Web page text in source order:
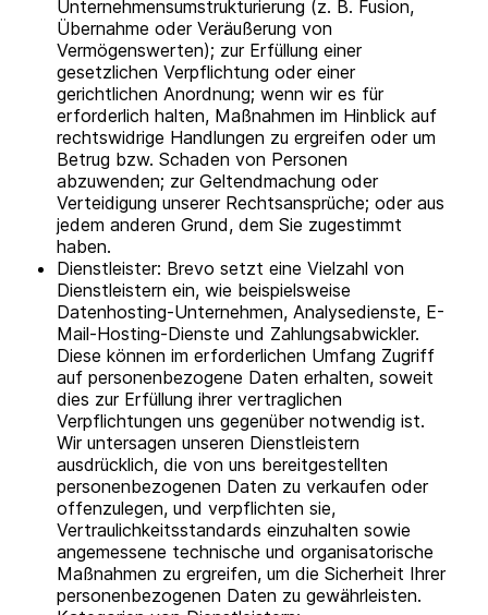
Unternehmensumstrukturierung (z. B. Fusion,
Übernahme oder Veräußerung von
Vermögenswerten); zur Erfüllung einer
gesetzlichen Verpflichtung oder einer
gerichtlichen Anordnung; wenn wir es für
erforderlich halten, Maßnahmen im Hinblick auf
rechtswidrige Handlungen zu ergreifen oder um
Betrug bzw. Schaden von Personen
abzuwenden; zur Geltendmachung oder
Verteidigung unserer Rechtsansprüche; oder aus
jedem anderen Grund, dem Sie zugestimmt
haben.
Dienstleister: Brevo setzt eine Vielzahl von
Dienstleistern ein, wie beispielsweise
Datenhosting-Unternehmen, Analysedienste, E-
Mail-Hosting-Dienste und Zahlungsabwickler.
Diese können im erforderlichen Umfang Zugriff
auf personenbezogene Daten erhalten, soweit
dies zur Erfüllung ihrer vertraglichen
Verpflichtungen uns gegenüber notwendig ist.
Wir untersagen unseren Dienstleistern
ausdrücklich, die von uns bereitgestellten
personenbezogenen Daten zu verkaufen oder
offenzulegen, und verpflichten sie,
Vertraulichkeitsstandards einzuhalten sowie
angemessene technische und organisatorische
Maßnahmen zu ergreifen, um die Sicherheit Ihrer
personenbezogenen Daten zu gewährleisten.